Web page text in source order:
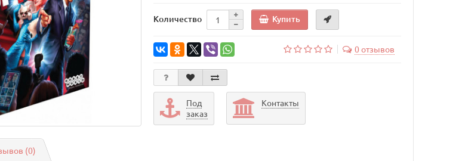
Количество Купить
0 отзывов
Под
заказ
Контакты
(0)